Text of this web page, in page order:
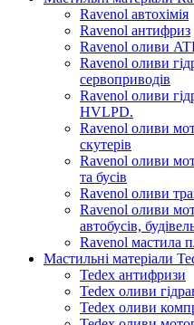
Ravenol автохімія
Ravenol антифриз
Ravenol оливи
Ravenol оливи
сервоприводів
Ravenol оливи
HVLPD.
Ravenol оливи
скутерів
Ravenol оливи
та бусів
Ravenol оливи
Ravenol оливи
автобусів,
Ravenol мастила
Мастильні матеріали
Tedex антифризи
Tedex оливи
Tedex оливи